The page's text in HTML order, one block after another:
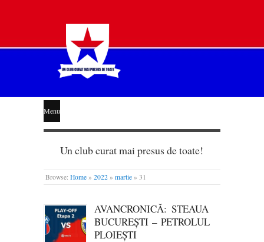
STEAUA
LIBERĂ
Menu
Un club curat mai presus de toate!
Browse: Home » 2022 » martie » 31
AVANCRONICĂ: STEAUA
BUCUREȘTI – PETROLUL
PLOIEȘTI